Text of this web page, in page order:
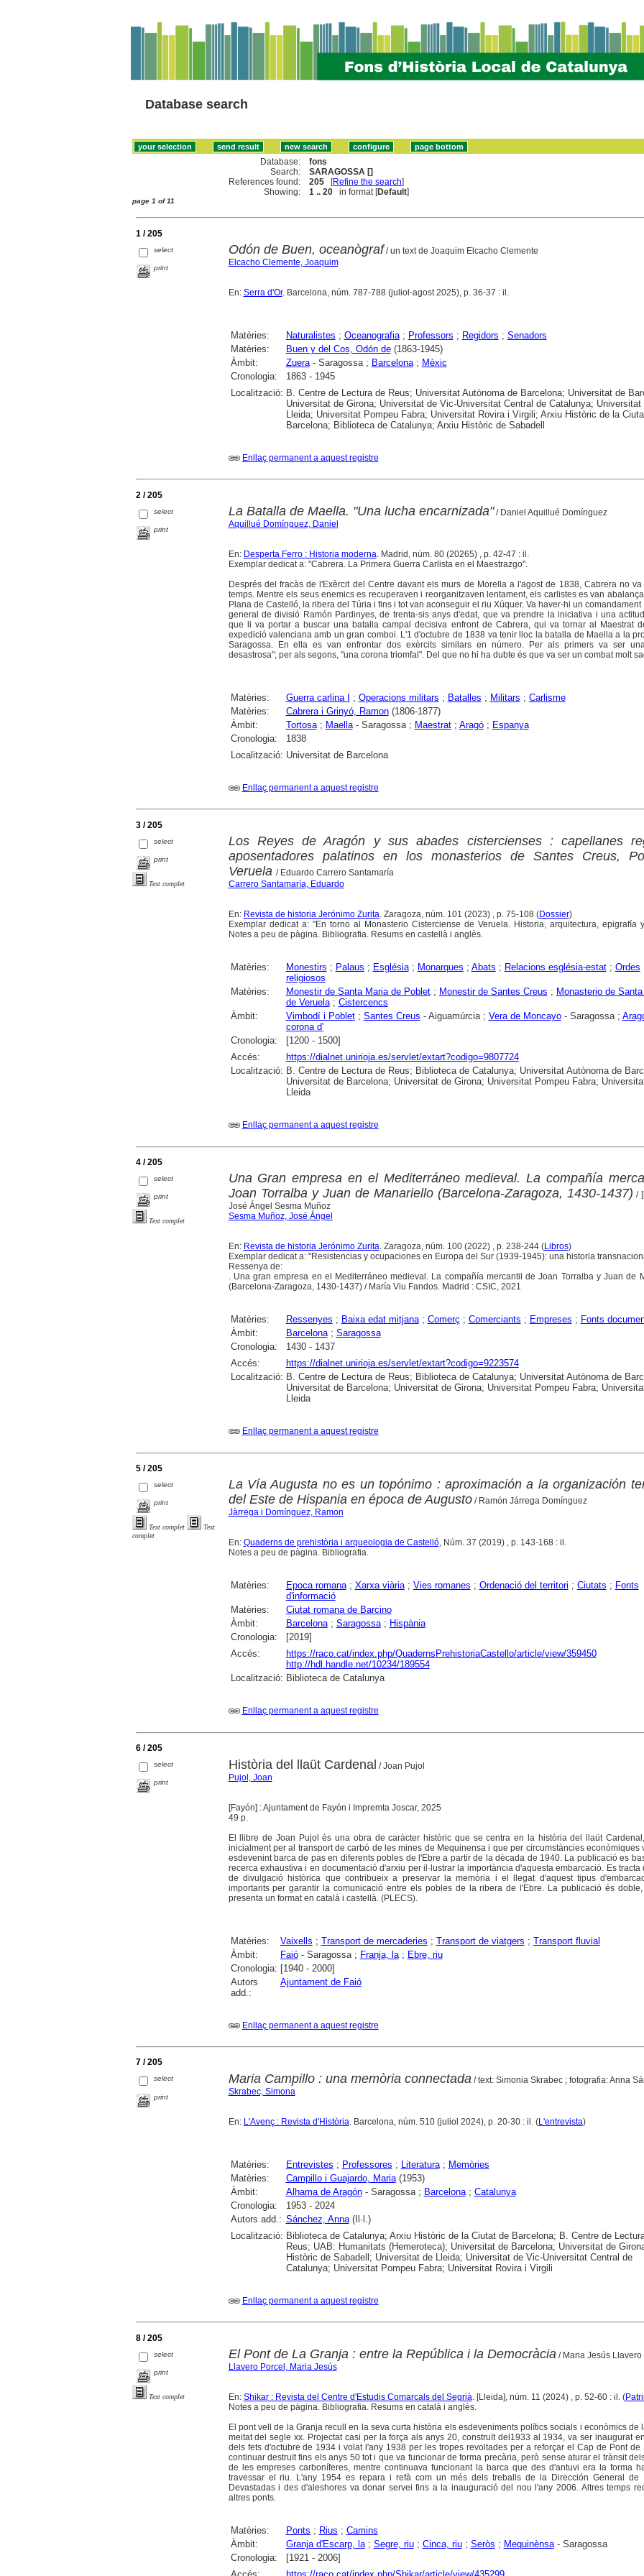
Database search
Database:
fons
Search:
SARAGOSSA []
References found:
205 [Refine the search]
Showing:
1 .. 20 in format [Default]
page 1 of 11
1 / 205
select
print
Odón de Buen, oceanògraf/ un text de Joaquim Elcacho Clemente
Elcacho Clemente, Joaquim
En: Serra d'Or. Barcelona, núm. 787-788 (juliol-agost 2025), p. 36-37 : il.
Matèries: Naturalistes ; Oceanografia; Professors ; Regidors ; Senadors
Matèries:
Buen y del Cos, Odón de(1863-1945)
Àmbit:
Zuera- Saragossa ; Barcelona; Mèxic
Cronologia:
1863 - 1945
Localització: B. Centre de Lectura de Reus; Universitat Autònoma de Barcelona; Universitat de
Universitat de Girona; Universitat de Vic-Universitat Central de Catalunya; Universitat
Lleida; Universitat Pompeu Fabra; Universitat Rovira i Virgili; Arxiu Històric de la
Barcelona; Biblioteca de Catalunya; Arxiu Històric de Sabadell
Enllaç permanent a aquest registre
2 / 205
select
print
La Batalla de Maella. "Una lucha encarnizada"/ Daniel Aquillué Domínguez
Aquillué Domínguez, Daniel
En: Desperta Ferro : Historia moderna. Madrid, núm. 80 (20265) , p. 42-47 : il.
Exemplar dedicat a: "Cabrera. La Primera Guerra Carlista en el Maestrazgo".
Després del fracàs de l'Exèrcit del Centre davant els murs de Morella a l'agost de 1838, Cabrera no va
temps. Mentre els seus enemics es recuperaven i reorganitzaven lentament, els carlistes es van
Plana de Castelló, la ribera del Túria i fins i tot van aconseguir el riu Xúquer. Va haver-hi un comandament
general de divisió Ramón Pardinyes, de trenta-sis anys d'edat, que va prendre la iniciativa i una
que li va portar a buscar una batalla campal decisiva enfront de Cabrera, qui va tornar al Maestrat
expedició valenciana amb un gran comboi. L'1 d'octubre de 1838 va tenir lloc la batalla de Maella a la
Saragossa. En ella es van enfrontar dos exèrcits similars en número. Per als primers va ser
desastrosa"; per als segons, "una corona triomfal". Del que no hi ha dubte és que va ser un combat molt
Matèries: Guerra carlina I ; Operacions militars ; Batalles ; Militars ; Carlisme
Matèries:
Cabrera i Grinyó, Ramon(1806-1877)
Àmbit:
Tortosa; Maella- Saragossa ; Maestrat; Aragó; Espanya
Cronologia:
1838
Localització: Universitat de Barcelona
Enllaç permanent a aquest registre
3 / 205
select
print
Text complet
Los Reyes de Aragón y sus abades cistercienses : capellanes
aposentadores palatinos en los monasterios de Santes Creus,
Veruela / Eduardo Carrero Santamaría
Carrero Santamaría, Eduardo
En: Revista de historia Jerónimo Zurita. Zaragoza, núm. 101 (2023) , p. 75-108 (Dossier)
Exemplar dedicat a: "En torno al Monasterio Cisterciense de Veruela. Historia, arquitectura, epigrafía
Notes a peu de pàgina. Bibliografia. Resums en castellà i anglès.
Matèries: Monestirs ; Palaus ; Església; Monarques ; Abats ; Relacions església-estat; Ordes
religiosos
Matèries:
Monestir de Santa Maria de Poblet; Monestir de Santes Creus ; Monasterio de
de Veruela; Cistercencs
Àmbit:
Vimbodí i Poblet; Santes Creus - Aiguamúrcia ; Vera de Moncayo- Saragossa ;
corona d'
Cronologia:
[1200 - 1500]
Accés:
https://dialnet.unirioja.es/servlet/extart?codigo=9807724
Localització: B. Centre de Lectura de Reus; Biblioteca de Catalunya; Universitat Autònoma de
Universitat de Barcelona; Universitat de Girona; Universitat Pompeu Fabra;
Lleida
Enllaç permanent a aquest registre
4 / 205
select
print
Text complet
Una Gran empresa en el Mediterráneo medieval. La compañía
Joan Torralba y Juan de Manariello (Barcelona-Zaragoza, 1430-1437) /
José Ángel Sesma Muñoz
Sesma Muñoz, José Ángel
En: Revista de historia Jerónimo Zurita. Zaragoza, núm. 100 (2022) , p. 238-244 (Libros)
Exemplar dedicat a: "Resistencias y ocupaciones en Europa del Sur (1939-1945): una historia
Ressenya de:
. Una gran empresa en el Mediterráneo medieval. La compañía mercantil de Joan Torralba y Juan de
(Barcelona-Zaragoza, 1430-1437) / María Viu Fandos. Madrid : CSIC, 2021
Matèries: Ressenyes ; Baixa edat mitjana; Comerç ; Comerciants ; Empreses ; Fonts
Àmbit:
Barcelona; Saragossa
Cronologia:
1430 - 1437
Accés:
https://dialnet.unirioja.es/servlet/extart?codigo=9223574
Localització: B. Centre de Lectura de Reus; Biblioteca de Catalunya; Universitat Autònoma de
Universitat de Barcelona; Universitat de Girona; Universitat Pompeu Fabra;
Lleida
Enllaç permanent a aquest registre
5 / 205
select
print
Text complet
Text
complet
La Vía Augusta no es un topónimo : aproximación a la organización
del Este de Hispania en época de Augusto/ Ramón Járrega Domínguez
Jàrrega i Domínguez, Ramon
En: Quaderns de prehistòria i arqueologia de Castelló, Núm. 37 (2019) , p. 143-168 : il.
Notes a peu de pàgina. Bibliografia.
Matèries: Epoca romana; Xarxa viària; Vies romanes ; Ordenació del territori ; Ciutats ; Fonts
d'informació
Matèries:
Ciutat romana de Barcino
Àmbit:
Barcelona; Saragossa; Hispània
Cronologia:
[2019]
Accés:
https://raco.cat/index.php/QuadernsPrehistoriaCastello/article/view/359450
http://hdl.handle.net/10234/189554
Localització: Biblioteca de Catalunya
Enllaç permanent a aquest registre
6 / 205
select
print
Història del llaüt Cardenal / Joan Pujol
Pujol, Joan
[Fayón] : Ajuntament de Fayón i Impremta Joscar, 2025
49 p.
El llibre de Joan Pujol és una obra de caràcter històric que se centra en la història del llaüt
inicialment per al transport de carbó de les mines de Mequinensa i que per circumstàncies econòmiques
esdevenint barca de pas en diferents pobles de l'Ebre a partir de la dècada de 1940. La publicació es
recerca exhaustiva i en documentació d'arxiu per il·lustrar la importància d'aquesta embarcació. Es tracta
de divulgació històrica que contribueix a preservar la memòria i el llegat d'aquest tipus
importants per garantir la comunicació entre els pobles de la ribera de l'Ebre. La publicació és
presenta un format en català i castellà. (PLECS).
Matèries: Vaixells ; Transport de mercaderies ; Transport de viatgers ; Transport fluvial
Àmbit:
Faió- Saragossa ; Franja, la; Ebre, riu
Cronologia: [1940 - 2000]
Autors
add.:
Ajuntament de Faió
Enllaç permanent a aquest registre
7 / 205
select
print
Maria Campillo : una memòria connectada / text: Simonia Skrabec ; fotografia: Anna
Skrabec, Simona
En: L'Avenç : Revista d'Història . Barcelona, núm. 510 (juliol 2024), p. 20-30 : il. (L'entrevista)
Matèries: Entrevistes ; Professores ; Literatura; Memòries
Matèries:
Campillo i Guajardo, Maria(1953)
Àmbit:
Alhama de Aragón- Saragossa ; Barcelona; Catalunya
Cronologia:
1953 - 2024
Autors add.: Sánchez, Anna(Il·l.)
Localització: Biblioteca de Catalunya; Arxiu Històric de la Ciutat de Barcelona; B. Centre de
Reus; UAB: Humanitats (Hemeroteca); Universitat de Barcelona; Universitat de
Històric de Sabadell; Universitat de Lleida; Universitat de Vic-Universitat Central de
Catalunya; Universitat Pompeu Fabra; Universitat Rovira i Virgili
Enllaç permanent a aquest registre
8 / 205
select
print
Text complet
El Pont de La Granja : entre la República i la Democràcia / Maria Jesús Llavero
Llavero Porcel, Maria Jesús
En: Shikar : Revista del Centre d'Estudis Comarcals del Segrià . [Lleida], núm. 11 (2024) , p. 52-60 : il. (
Notes a peu de pàgina. Bibliografia. Resums en català i anglès.
El pont vell de la Granja recull en la seva curta història els esdeveniments polítics socials i econòmics de
meitat del segle xx. Projectat casi per la força als anys 20, construït del1933 al 1934, va ser inaugurat
dels fets d'octubre de 1934 i volat l'any 1938 per les tropes revoltades per a reforçar el Cap de Pont de
continuar destruït fins els anys 50 tot i que va funcionar de forma precària, però sense aturar el trànsit
de les empreses carboníferes, mentre continuava funcionant la barca que des d'antuvi era la forma
travessar el riu. L'any 1954 es repara i refà com un més dels treballs de la Dirección General de
Devastadas i des d'aleshores va donar servei fins a la inauguració del nou l'any 2006. Altres temps
altres ponts.
Matèries: Ponts ; Rius ; Camins
Àmbit:
Granja d'Escarp, la; Segre, riu; Cinca, riu; Seròs ; Mequinènsa- Saragossa
Cronologia:
[1921 - 2006]